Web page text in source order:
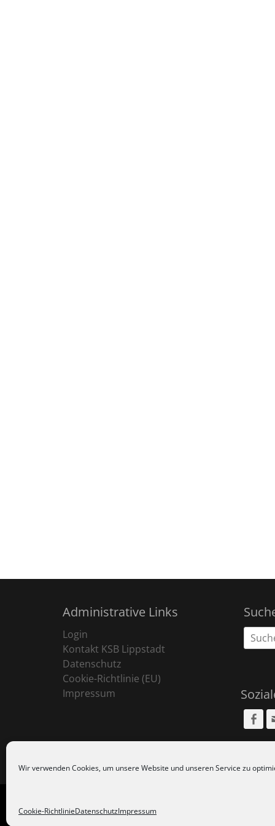
Wir verwenden Cookies, um unsere Website und unseren Service zu
Cookie-RichtlinieDatenschutzImpressum
Administrative Links
Login
Kontakt KSB Lippstadt
Datenschutz
Cookie-Richtlinie (EU)
Impressum
Suche
nach: